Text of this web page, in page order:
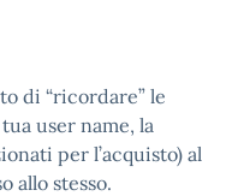
di “ricordare” le
user name, la
per l’acquisto) al
allo stesso.